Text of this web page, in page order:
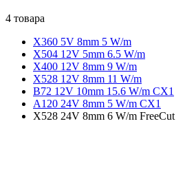
4 товара
X360 5V 8mm 5 W/m
X504 12V 5mm 6.5 W/m
X400 12V 8mm 9 W/m
X528 12V 8mm 11 W/m
B72 12V 10mm 15.6 W/m CX1
A120 24V 8mm 5 W/m CX1
X528 24V 8mm 6 W/m FreeCut